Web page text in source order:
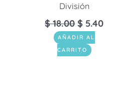
División
$18.00 $ 5.40
AÑADIR AL
CARRITO